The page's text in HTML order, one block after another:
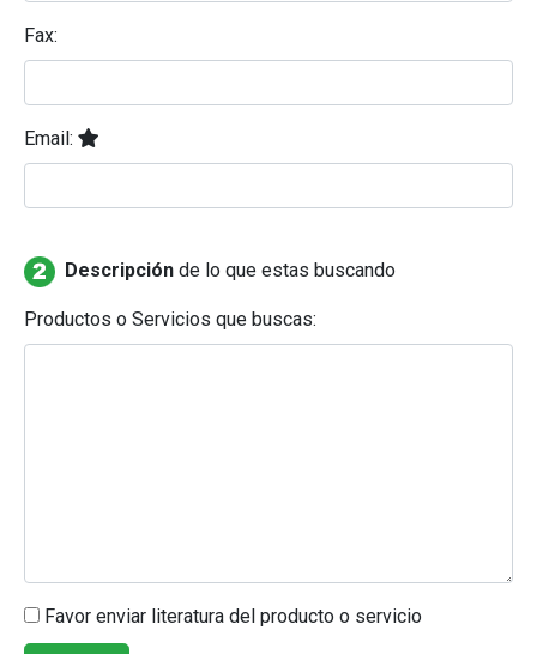
Fax:
Email:
Descripción de lo que estas buscando
Productos o Servicios que buscas:
Favor enviar literatura del producto o servicio